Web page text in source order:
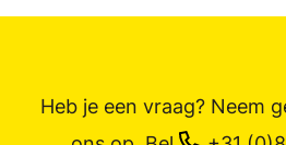
Heb je een vraag? Neem